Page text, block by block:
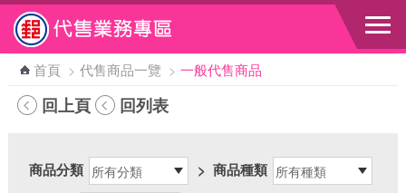
跳到主要內容區塊
首頁 > 代售商品一覽 > 一般代售商品
回上頁 回列表
商品分類 > 商品種類